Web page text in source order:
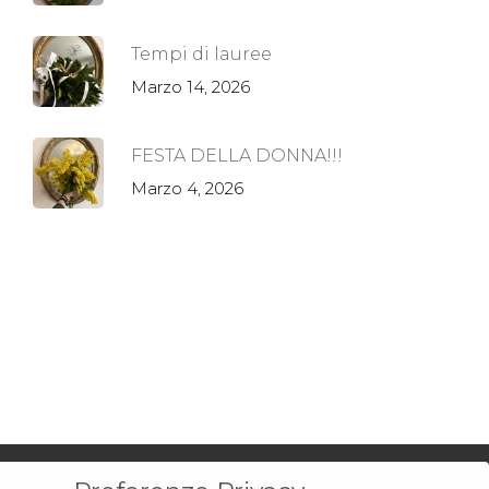
Tempi di lauree
Marzo 14, 2026
FESTA DELLA DONNA!!!
Marzo 4, 2026